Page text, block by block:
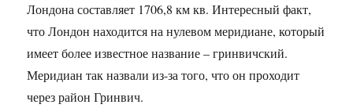
Лондона составляет 1706,8 км кв. Интересный факт,
что Лондон находится на нулевом меридиане, который
имеет более известное название – гринвичский.
Меридиан так назвали из-за того, что он проходит
через район Гринвич.